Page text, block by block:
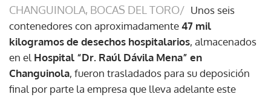
CHANGUINOLA, BOCAS DEL TORO/ Unos seis
contenedores con aproximadamente47 mil
kilogramos de desechos hospitalarios, almacenados
en el Hospital “Dr. Raúl Dávila Mena” en
Changuinola, fueron trasladados para su deposición
final por parte la empresa que lleva adelante este